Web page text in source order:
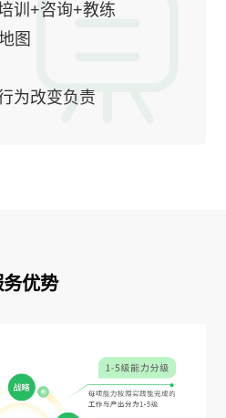
训+咨询+教练
图
为改变负责
务优势